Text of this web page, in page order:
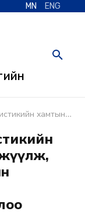
MN ENG
засгийн интеграцид идэвхтэй ажиллахаар тохиролцлоо